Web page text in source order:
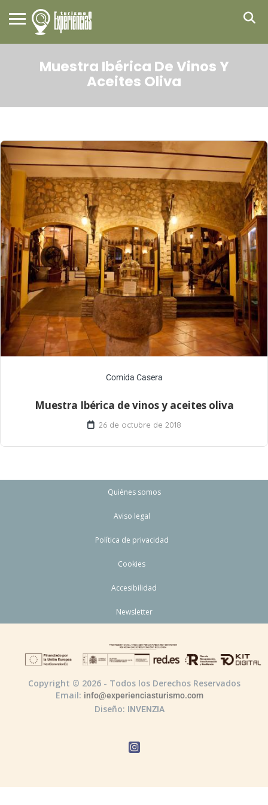
Muestra Ibérica De Vinos Y
Aceites Oliva
Comida Casera
Muestra Ibérica de vinos y aceites oliva
26 de octubre de 2018
Quiénes somos
Aviso legal
Política de privacidad
Cookies
Accesibilidad
Newsletter
Copyright © 2026 - Todos los Derechos Reservados
Email: info@experienciasturismo.com
Diseño: INVENZIA